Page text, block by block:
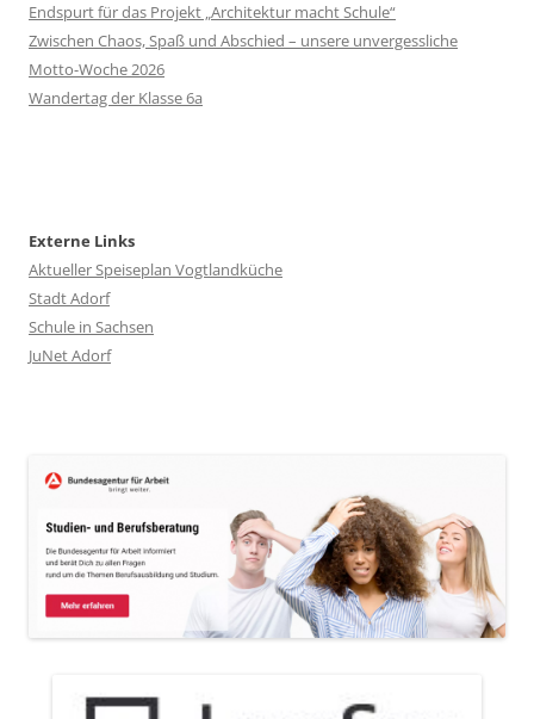
Endspurt für das Projekt „Architektur macht Schule“
Zwischen Chaos, Spaß und Abschied – unsere unvergessliche
Motto-Woche 2026
Wandertag der Klasse 6a
Externe Links
Aktueller Speiseplan Vogtlandküche
Stadt Adorf
Schule in Sachsen
JuNet Adorf